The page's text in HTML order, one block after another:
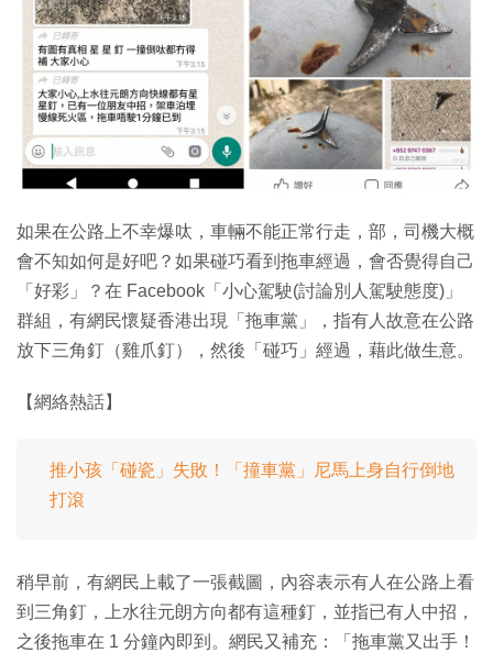
Enterprise Digital Transformation
特集
如果在公路上不幸爆呔，車輛不能正常行走，部，司機大概
會不知如何是好吧？如果碰巧看到拖車經過，會否覺得自己
「好彩」？在 Facebook「小心駕駛(討論別人駕駛態度)」
群組，有網民懷疑香港出現「拖車黨」，指有人故意在公路
放下三角釘（雞爪釘），然後「碰巧」經過，藉此做生意。
【網絡熱話】
推小孩「碰瓷」失敗！「撞車黨」尼馬上身自行倒地
打滾
稍早前，有網民上載了一張截圖，內容表示有人在公路上看
到三角釘，上水往元朗方向都有這種釘，並指已有人中招，
之後拖車在 1 分鐘內即到。網民又補充：「拖車黨又出手！